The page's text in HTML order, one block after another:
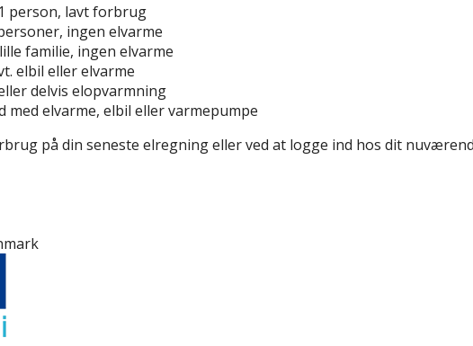
person, lavt forbrug
ingen elvarme
familie, ingen elvarme
elbil eller elvarme
delvis elopvarmning
med elvarme, elbil eller varmepumpe
på din seneste elregning eller ved at logge ind hos dit